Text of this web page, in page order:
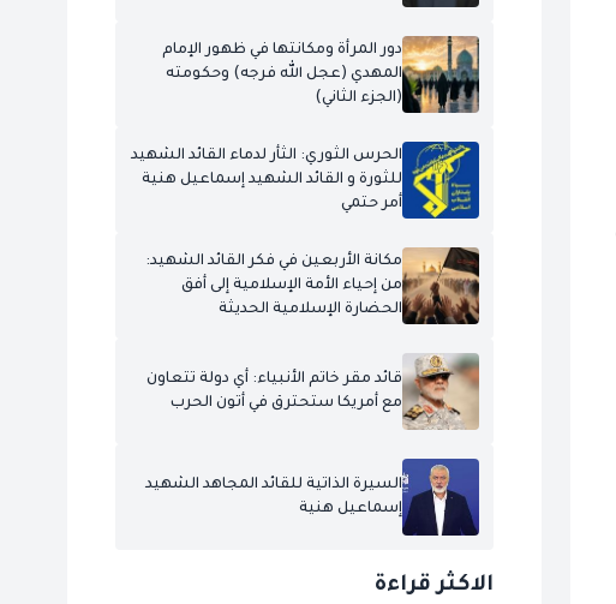
دور المرأة ومكانتها في ظهور الإمام
المهدي (عجل الله فرجه) وحكومته
(الجزء الثاني)
الحرس الثوري: الثأر لدماء القائد الشهيد
للثورة و القائد الشهيد إسماعيل هنية
أمر حتمي
مكانة الأربعين في فكر القائد الشهيد:
من إحياء الأمة الإسلامية إلى أفق
الحضارة الإسلامية الحديثة
قائد مقر خاتم الأنبياء: أي دولة تتعاون
مع أمريكا ستحترق في أتون الحرب
السيرة الذاتية للقائد المجاهد الشهيد
إسماعيل هنية
الاكثر قراءة